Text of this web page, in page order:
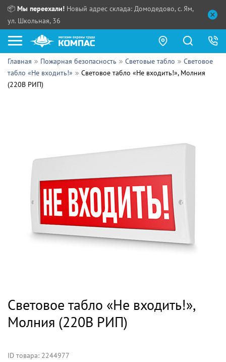
📦 Мы переехали! Новый адрес склада: Домодедово, с. Ям,
ул. Школьная, 36
Как купить?
Прайс-листы
Поставщикам
Контакты
Выдача продукции:
Главная Пожарная безопасность Световые табло
Световое
табло «Не входить!»
Световое табло «Не входить!», Молния
(220В РИП)
Световое табло «Не входить!»,
Молния (220В РИП)
ID товара: 2244977